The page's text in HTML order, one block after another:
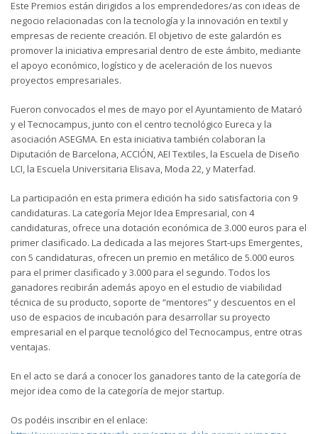
Este Premios están dirigidos a los emprendedores/as con ideas de
negocio relacionadas con la tecnología y la innovación en textil y
empresas de reciente creación. El objetivo de este galardón es
promover la iniciativa empresarial dentro de este ámbito, mediante
el apoyo económico, logístico y de aceleración de los nuevos
proyectos empresariales.
Fueron convocados el mes de mayo por el Ayuntamiento de Mataró
y el Tecnocampus, junto con el centro tecnológico Eureca y la
asociación ASEGMA. En esta iniciativa también colaboran la
Diputación de Barcelona, ​​ACCIÓN, AEI Textiles, la Escuela de Diseño
LCI, la Escuela Universitaria Elisava, Moda 22, y Materfad.
La participación en esta primera edición ha sido satisfactoria con 9
candidaturas. La categoría Mejor Idea Empresarial, con 4
candidaturas, ofrece una dotación económica de 3.000 euros para el
primer clasificado. La dedicada a las mejores Start-ups Emergentes,
con 5 candidaturas, ofrecen un premio en metálico de 5.000 euros
para el primer clasificado y 3.000 para el segundo. Todos los
ganadores recibirán además apoyo en el estudio de viabilidad
técnica de su producto, soporte de “mentores” y descuentos en el
uso de espacios de incubación para desarrollar su proyecto
empresarial en el parque tecnológico del Tecnocampus, entre otras
ventajas.
En el acto se dará a conocer los ganadores tanto de la categoría de
mejor idea como de la categoría de mejor startup.
Os podéis inscribir en el enlace: